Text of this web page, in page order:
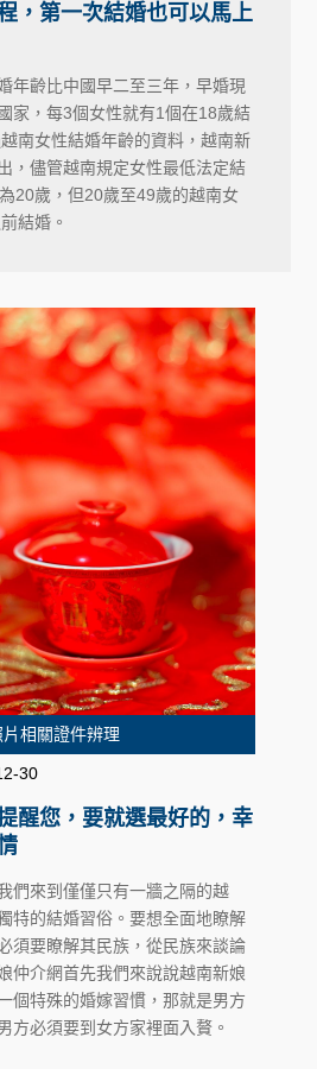
，第一次結婚也可以馬上
年齡比中國早二至三年，早婚現
家，每3個女性就有1個在18歲結
南女性結婚年齡的資料，越南新
，儘管越南規定女性最低法定結
20歲，但20歲至49歲的越南女
結婚。
相關證件辨理
30
醒您，要就選最好的，幸
們來到僅僅只有一牆之隔的越
特的結婚習俗。要想全面地瞭解
須要瞭解其民族，從民族來談論
仲介網首先我們來說說越南新娘
個特殊的婚嫁習慣，那就是男方
方必須要到女方家裡面入贅。